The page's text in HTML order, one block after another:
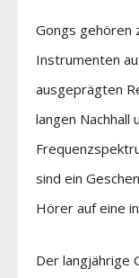
Gongs gehören
Instrumenten
ausgeprägten
langen
sind ein
Hörer auf eine
Der langjährige